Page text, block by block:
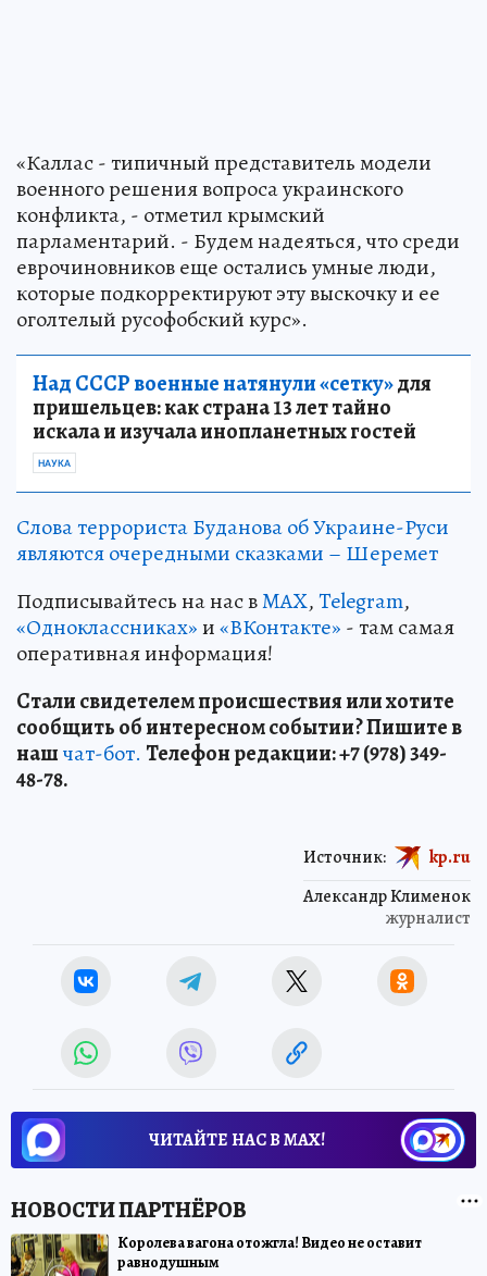
«Каллас - типичный представитель модели
военного решения вопроса украинского
конфликта, - отметил крымский
парламентарий. - Будем надеяться, что среди
еврочиновников еще остались умные люди,
которые подкорректируют эту выскочку и ее
оголтелый русофобский курс».
Над СССР военные натянули «сетку»для
пришельцев: как страна 13 лет тайно
искала и изучала инопланетных гостей
НАУКА
Слова террориста Буданова об Украине-Руси
являются очередными сказками – Шеремет
Подписывайтесь на нас вMAX,Telegram,
«Одноклассниках»и«ВКонтакте» - там самая
оперативная информация!
Стали свидетелем происшествия или хотите
сообщить об интересном событии? Пишите в
нашчат-бот. Телефон редакции: +7 (978) 349-
48-78.
Александр Клименок
журналист
Источник: kp.ru
ЧИТАЙТЕ НАС В МАХ!
Королева вагона отожгла! Видео не оставит
равнодушным